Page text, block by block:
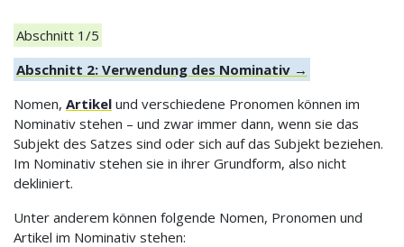
Abschnitt 1/5
Abschnitt 2: Verwendung des Nominativ →
Nomen, Artikel und verschiedene Pronomen können im
Nominativ stehen – und zwar immer dann, wenn sie das
Subjekt des Satzes sind oder sich auf das Subjekt beziehen.
Im Nominativ stehen sie in ihrer Grundform, also nicht
dekliniert.
Unter anderem können folgende Nomen, Pronomen und
Artikel im Nominativ stehen: